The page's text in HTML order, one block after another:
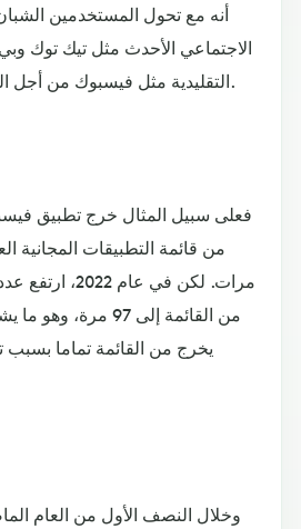
أنه مع تحول المستخدمين
الاجتماعي الأحدث مثل تيك توك
التقليدية مثل فيسبوك من أجل المحافظة على شعبيتها.
فعلى سبيل المثال خرج تطبيق
من قائمة التطبيقات المجانية
مرات. لكن في
من القائمة إلى 97
يخرج من القائمة تماما بسبب
وخلال النصف الأول من العام